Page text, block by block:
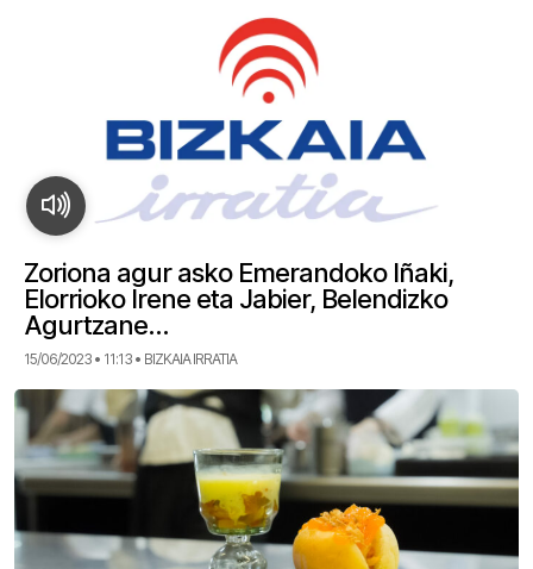
Zoriona agur asko Emerandoko Iñaki,
Elorrioko Irene eta Jabier, Belendizko
Agurtzane…
15/06/2023 • 11:13 • BIZKAIA IRRATIA